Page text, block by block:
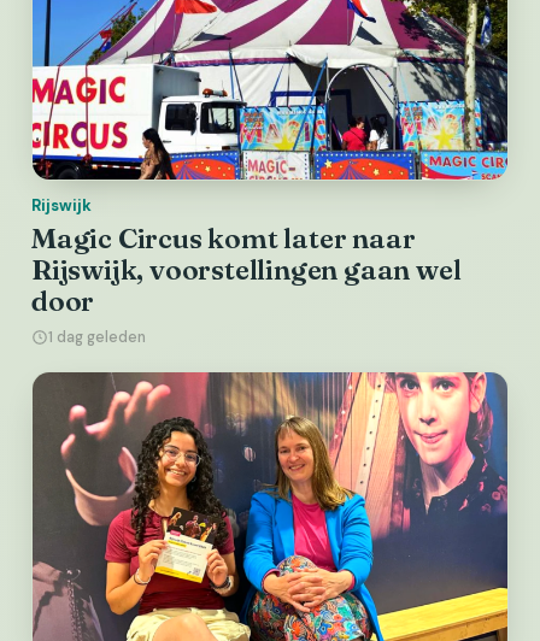
Rijswijk
Magic Circus komt later naar
Rijswijk, voorstellingen gaan wel
door
1 dag geleden